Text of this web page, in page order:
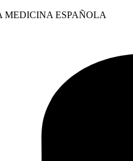
MEDICINA ESPAÑOLA